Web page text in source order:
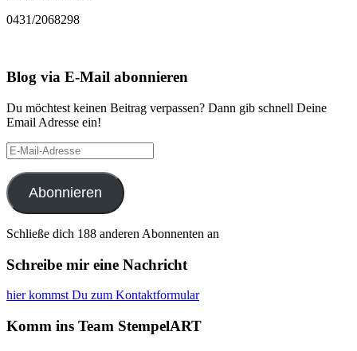
0431/2068298
Blog via E-Mail abonnieren
Du möchtest keinen Beitrag verpassen? Dann gib schnell Deine
Email Adresse ein!
E-
Mail-
Adresse
Abonnieren
Schließe dich 188 anderen Abonnenten an
Schreibe mir eine Nachricht
hier kommst Du zum Kontaktformular
Komm ins Team StempelART